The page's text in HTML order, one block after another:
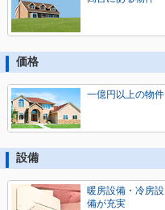
価格
一億円以上の物件
設備
暖房設備・冷房設
備が充実